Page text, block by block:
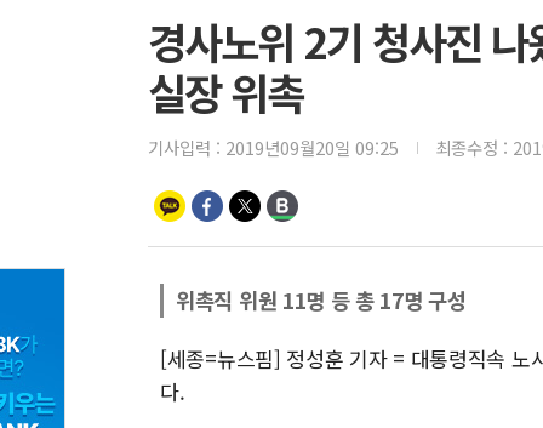
경사노위 2기 청사진
실장 위촉
기사입력 : 2019년09월20일 09:25 최종수정 :
위촉직 위원 11명 등 총 17명 구성
[세종=뉴스핌] 정성훈 기자 = 대통령직속 노
다.